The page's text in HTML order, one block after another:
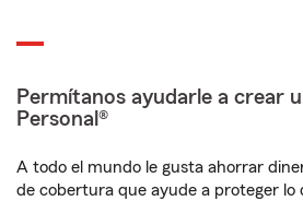
Permítanos ayudarle a crear
Personal®
A todo el mundo le gusta ahorrar
de cobertura que ayude a proteger lo